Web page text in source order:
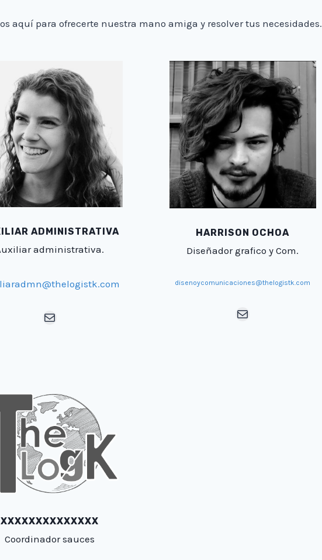
aquí para ofrecerte nuestra mano amiga y resolver tus necesidades.
ADMINISTRATIVA
administrativa.
Mail
HARRISON OCHOA
Diseñador grafico y Com.
disenoycomunicaciones@thelogistk.com
Mail
XXXXXXXXXXXXXX
Coordinador sauces